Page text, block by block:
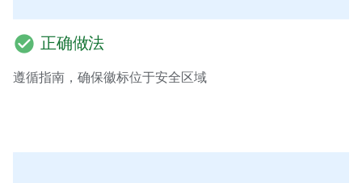
check_circle 正确做法
遵循指南，确保徽标位于安全区域